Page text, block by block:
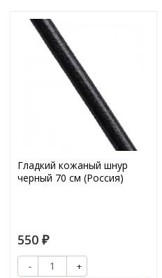
Гладкий кожаный шнур
черный 70 см (Россия)
550 ₽
-
+